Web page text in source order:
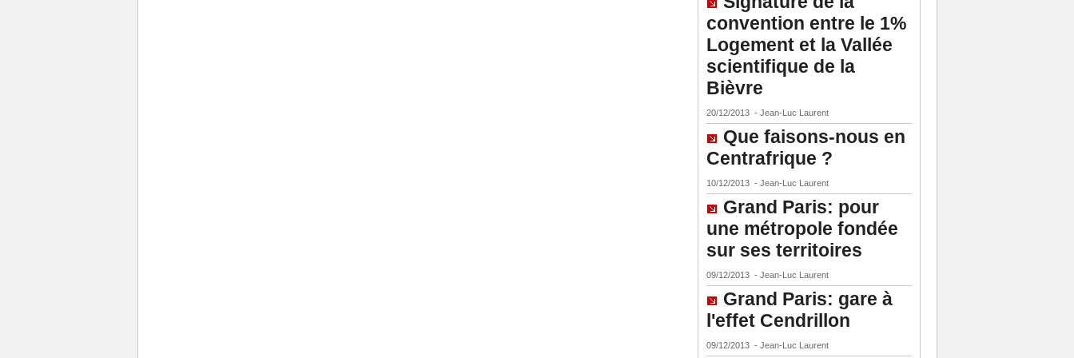
convention entre le 1%
Logement et la Vallée
scientifique de la
Bièvre
20/12/2013 - Jean-Luc Laurent
Que faisons-nous en
Centrafrique ?
10/12/2013 - Jean-Luc Laurent
Grand Paris: pour
une métropole fondée
sur ses territoires
09/12/2013 - Jean-Luc Laurent
Grand Paris: gare à
l'effet Cendrillon
09/12/2013 - Jean-Luc Laurent